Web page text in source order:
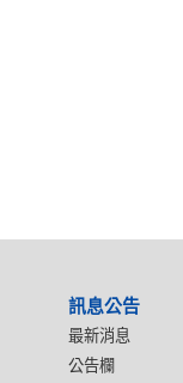
訊息公告
最新消息
公告欄